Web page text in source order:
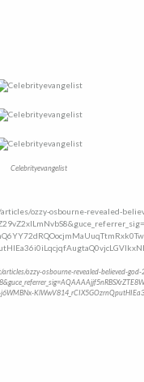
Celebrityevangelist
ozzy-osbourne-revealed-believed-